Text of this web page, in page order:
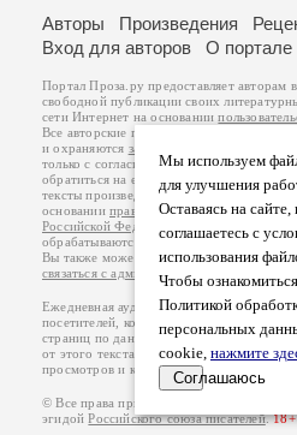
Мы используем
для улучшения
Оставаясь на сайте,
соглашаетесь с
использования
Чтобы
Политикой
персональных
cookie, нажмите
Соглашаюсь
Авторы Произведения
Вход для авторов
О портале
Портал Проза.ру предоставляет авторам
свободной публикации своих
сети Интернет на основании
Все авторские права на произведения
и охраняются законом
. Перепечатка
только с согласия его автора, к которому
обратиться на его авторской странице.
тексты произведений авторы несут
основанииправил публикациии
Российской Федерации
обрабатываются на основанииПолитики
Вы также можете посмотреть более
связаться с администрацией
Ежедневная аудитория портала Проза.ру
посетителей, которые в общей сумме
страниц по данным счетчика
от этого текста. В каждой графе указано
просмотров и количество посетителей.
© Все права принадлежат авторам,
эгидойРоссийского союза писателей.18+